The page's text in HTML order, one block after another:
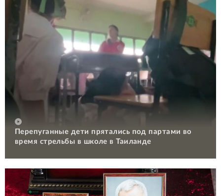
Перепуганные дети прятались под партами во
время стрельбы в школе в Таиланде